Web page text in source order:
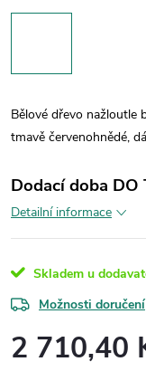
Bělové dřevo nažloutle
tmavě červenohnědé,
Dodací doba DO
Detailní informace
Skladem u
Možnosti doručení
2 710,40